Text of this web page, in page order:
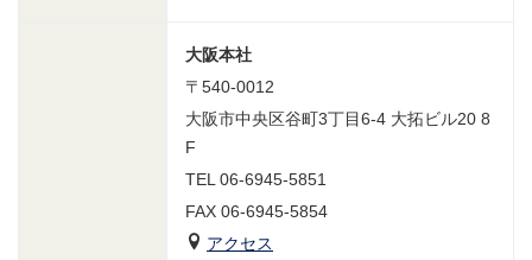
大阪本社
〒540-0012
大阪市中央区谷町3丁目6-4 大拓ビル20 8
F
TEL 06-6945-5851
FAX 06-6945-5854
アクセス